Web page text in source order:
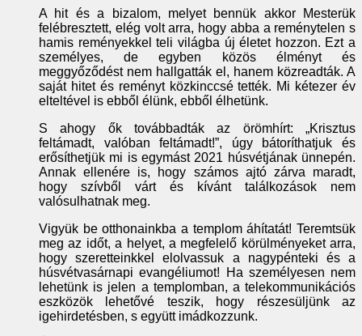
A hit és a bizalom, melyet bennük akkor Mesterük
felébresztett, elég volt arra, hogy abba a reménytelen s
hamis reményekkel teli világba új életet hozzon. Ezt a
személyes, de egyben közös élményt és
meggyőződést nem hallgatták el, hanem közreadták. A
saját hitet és reményt közkinccsé tették. Mi kétezer év
elteltével is ebből élünk, ebből élhetünk.
S ahogy ők továbbadták az örömhírt: „Krisztus
feltámadt, valóban feltámadt!”, úgy bátoríthatjuk és
erősíthetjük mi is egymást 2021 húsvétjának ünnepén.
Annak ellenére is, hogy számos ajtó zárva maradt,
hogy szívből várt és kívánt találkozások nem
valósulhatnak meg.
Vigyük be otthonainkba a templom áhítatát! Teremtsük
meg az időt, a helyet, a megfelelő körülményeket arra,
hogy szeretteinkkel elolvassuk a nagypénteki és a
húsvétvasárnapi evangéliumot! Ha személyesen nem
lehetünk is jelen a templomban, a telekommunikációs
eszközök lehetővé teszik, hogy részesüljünk az
igehirdetésben, s együtt imádkozzunk.